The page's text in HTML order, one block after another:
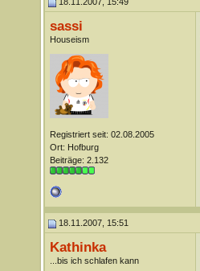
sassi
Houseism
Registriert seit: 02.08.2005
Ort: Hofburg
Beiträge: 2.132
18.11.2007, 15:51
Kathinka
...bis ich schlafen kann